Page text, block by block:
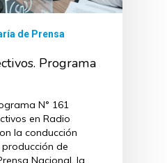
de Prensa
Programa
N° 161
en Radio
la conducción
de
Nacional, la